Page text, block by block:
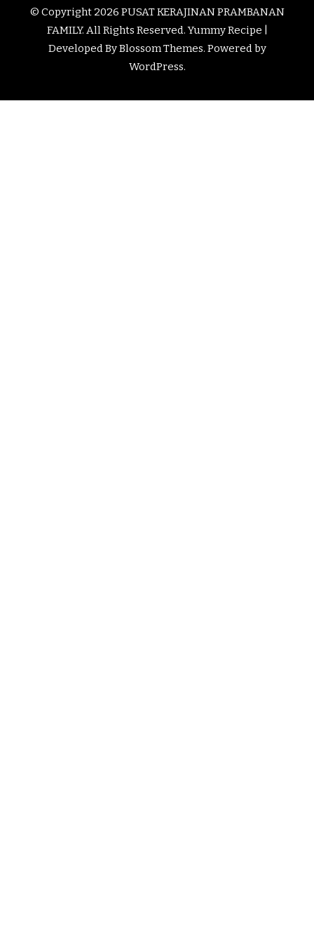
© Copyright 2026 PUSAT KERAJINAN PRAMBANAN
FAMILY. All Rights Reserved.Yummy Recipe |
Developed ByBlossom Themes. Powered by
WordPress.